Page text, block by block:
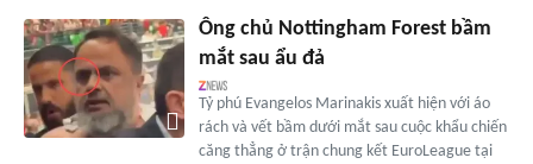
Ông chủ Nottingham Forest bầm
mắt sau ẩu đả
Tỷ phú Evangelos Marinakis xuất hiện với áo
rách và vết bầm dưới mắt sau cuộc khẩu chiến
căng thẳng ở trận chung kết EuroLeague tại